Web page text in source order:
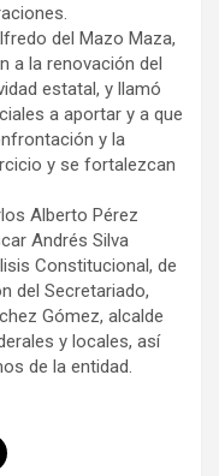
del Mazo Maza,
a la renovación del
estatal, y llamó
a aportar y a que
y la
y se fortalezcan
Alberto Pérez
Andrés Silva
Constitucional, de
del Secretariado,
Gómez, alcalde
y locales, así
de la entidad.